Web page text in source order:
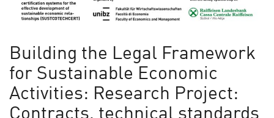
Building the Legal Framework
for Sustainable Economic
Activities: Research Project: